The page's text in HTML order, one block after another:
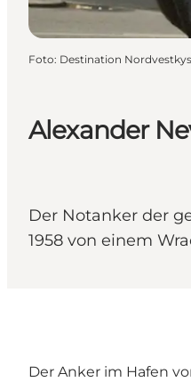
Alexander
Der Notanker der
1958 von einem
Foto: Destination
Der Anker im Hafen